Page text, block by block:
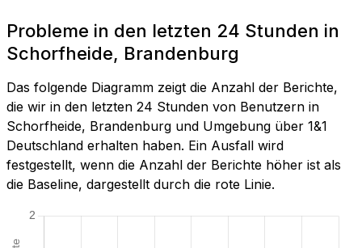
Probleme in den letzten 24 Stunden in
Schorfheide, Brandenburg
Das folgende Diagramm zeigt die Anzahl der Berichte,
die wir in den letzten 24 Stunden von Benutzern in
Schorfheide, Brandenburg und Umgebung über 1&1
Deutschland erhalten haben. Ein Ausfall wird
festgestellt, wenn die Anzahl der Berichte höher ist als
die Baseline, dargestellt durch die rote Linie.